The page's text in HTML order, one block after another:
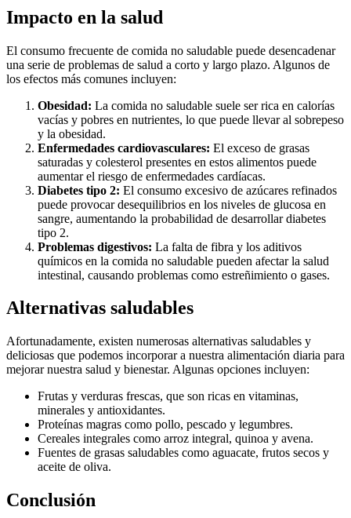
Impacto en la salud
El consumo frecuente de comida no saludable puede desencadenar
una serie de problemas de salud a corto y largo plazo. Algunos de
los efectos más comunes incluyen:
Obesidad: La comida no saludable suele ser rica en calorías
vacías y pobres en nutrientes, lo que puede llevar al sobrepeso
y la obesidad.
Enfermedades cardiovasculares: El exceso de grasas
saturadas y colesterol presentes en estos alimentos puede
aumentar el riesgo de enfermedades cardíacas.
Diabetes tipo 2: El consumo excesivo de azúcares refinados
puede provocar desequilibrios en los niveles de glucosa en
sangre, aumentando la probabilidad de desarrollar diabetes
tipo 2.
Problemas digestivos: La falta de fibra y los aditivos
químicos en la comida no saludable pueden afectar la salud
intestinal, causando problemas como estreñimiento o gases.
Alternativas saludables
Afortunadamente, existen numerosas alternativas saludables y
deliciosas que podemos incorporar a nuestra alimentación diaria para
mejorar nuestra salud y bienestar. Algunas opciones incluyen:
Frutas y verduras frescas, que son ricas en vitaminas,
minerales y antioxidantes.
Proteínas magras como pollo, pescado y legumbres.
Cereales integrales como arroz integral, quinoa y avena.
Fuentes de grasas saludables como aguacate, frutos secos y
aceite de oliva.
Conclusión